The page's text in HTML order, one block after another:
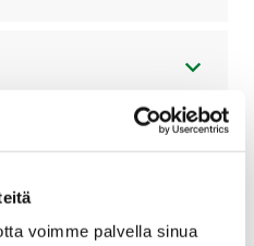
voimme palvella sinua